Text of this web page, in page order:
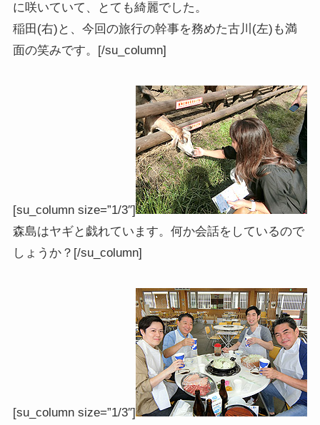
に咲いていて、とても綺麗でした。
稲田(右)と、今回の旅行の幹事を務めた古川(左)も満
面の笑みです。[/su_column]
[su_column size=”1/3″]
森島はヤギと戯れています。何か会話をしているので
しょうか？[/su_column]
[su_column size=”1/3″]